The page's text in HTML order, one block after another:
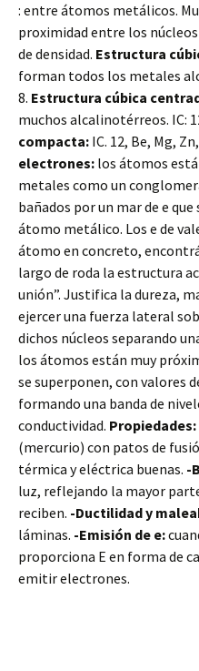
: entre átomos metálicos.
proximidad entre los
de densidad. Estructura
forman todos los metales
8. Estructura cúbica
muchos alcalinotérreos. IC:
compacta: IC. 12, Be, Mg,
electrones: los átomos
metales como un
bañados por un mar de e
átomo metálico. Los e de
átomo en concreto,
largo de roda la estructura
unión”. Justifica la dureza,
ejercer una fuerza lateral
dichos núcleos separando
los átomos están muy
se superponen, con valores
formando una banda de
conductividad. Propiedades:
(mercurio) con patos de
térmica y eléctrica buenas. -
luz, reflejando la mayor
reciben. -Ductilidad y
láminas. -Emisión de e:
proporciona E en forma de
emitir electrones.